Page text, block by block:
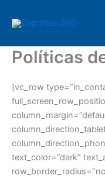
Políticas
[vc_row
text_color=”dark”